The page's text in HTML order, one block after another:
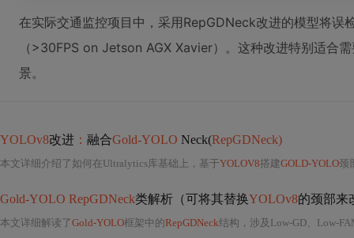
在实际交通监控项目中，采用RepGDNeck改进的模型将误
（>30FPS on Jetson AGX Xavier）。这种改进特别适合
景。
YOLOv8改进 ： 融合Gold-YOLO Neck(RepGDNeck)
本文详细介绍了如何在Ultralytics库基础上，基于YOLOV8搭建GOLD-YOLO颈部
Gold-YOLO RepGDNeck类解析（可将其替换YOLOv8的颈部来
本文详细解读了Gold-YOLO框架中的RepGDNeck结构，涉及Low-GD、Low-FAM、Low-IFM等模块，以及如何通